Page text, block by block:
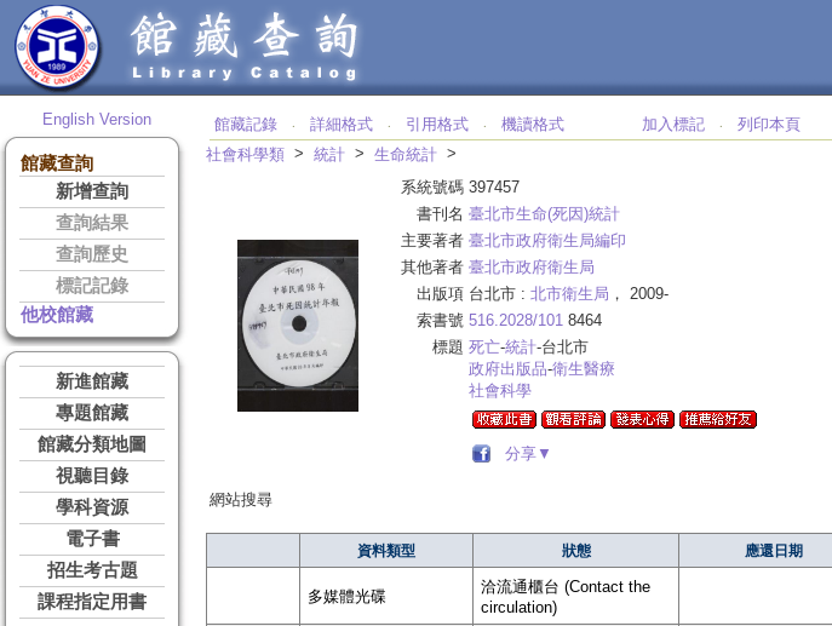
English Version
館藏查詢
新增查詢
查詢結果
查詢歷史
標記記錄
他校館藏
新進館藏
專題館藏
館藏分類地圖
視聽目錄
學科資源
電子書
招生考古題
課程指定用書
館藏記錄 ‧ 詳細格式 ‧ 引用格式 ‧ 機讀格式 加入標記 ‧
列印本頁
社會科學類 > 統計 > 生命統計 >
系統號碼 397457
書刊名 臺北市生命(死因)統計
主要著者 臺北市政府衛生局編印
其他著者 臺北市政府衛生局
出版項 台北市 : 北市衛生局 ， 2009-
索書號 516.2028/101 8464
標題 死亡-統計-台北市
政府出版品-衛生醫療
社會科學
分享▼
網站搜尋
資料類型 狀態 應還日期
多媒體光碟
洽流通櫃台 (Contact the
circulation)